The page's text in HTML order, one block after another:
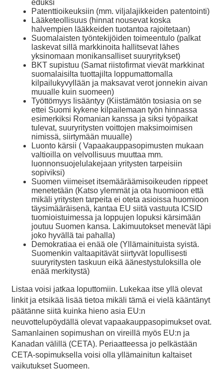
eduksi
Patenttioikeuksiin (mm. viljalajikkeiden patentointi)
Lääketeollisuus (hinnat nousevat koska
halvempien lääkkeiden tuotantoa rajoitetaan)
Suomalaisten työntekijöiden toimeentulo (palkat
laskevat sillä markkinoita hallitsevat lähes
yksinomaan monikansalliset suuryritykset)
BKT supistuu (Samat riistofirmat vievät markkinat
suomalaisilta tuottajilta loppumattomalla
kilpailukyvyllään ja maksavat verot jonnekin aivan
muualle kuin suomeen)
Työttömyys lisääntyy (Kiistämätön tosiasia on se
ettei Suomi kykene kilpailemaan työn hinnassa
esimerkiksi Romanian kanssa ja siksi työpaikat
tulevat, suuryritysten voittojen maksimoimisen
nimissä, siirtymään muualle)
Luonto kärsii ( Vapaakauppasopimusten mukaan
valtioilla on velvollisuus muuttaa mm.
luonnonsuojelulakejaan yritysten tarpeisiin
sopiviksi)
Suomen viimeiset itsemääräämisoikeuden rippeet
menetetään (Katso ylemmät ja ota huomioon että
mikäli yritysten tarpeita ei oteta asioissa huomioon
täysimääräisenä, kantaa EU siitä vastuuta ICSID
tuomioistuimessa ja loppujen lopuksi kärsimään
joutuu Suomen kansa. Lakimuutokset menevät läpi
joko hyvällä tai pahalla)
Demokratiaa ei enää ole (Yllämainituista syistä.
Suomenkin valtaapitävät siirtyvät lopullisesti
suuryritysten taskuun eikä äänestystuloksilla ole
enää merkitystä)
Listaa voisi jatkaa loputtomiin. Lukekaa itse yllä olevat
linkit ja etsikää lisää tietoa mikäli tämä ei vielä kääntänyt
päätänne siitä kuinka hieno asia EU:n
neuvottelupöydällä olevat vapaakauppasopimukset ovat.
Samanlainen sopimushan on vireillä myös EU:n ja
Kanadan välillä (CETA). Periaatteessa jo pelkästään
CETA-sopimuksella voisi olla yllämainitun kaltaiset
vaikutukset Suomeen.